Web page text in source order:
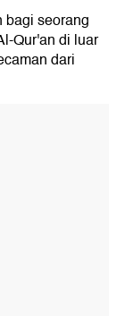
seorang
Qur'an di luar
dari